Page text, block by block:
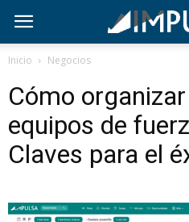
Inicio Negocios
Cómo
equipos de
Claves para el